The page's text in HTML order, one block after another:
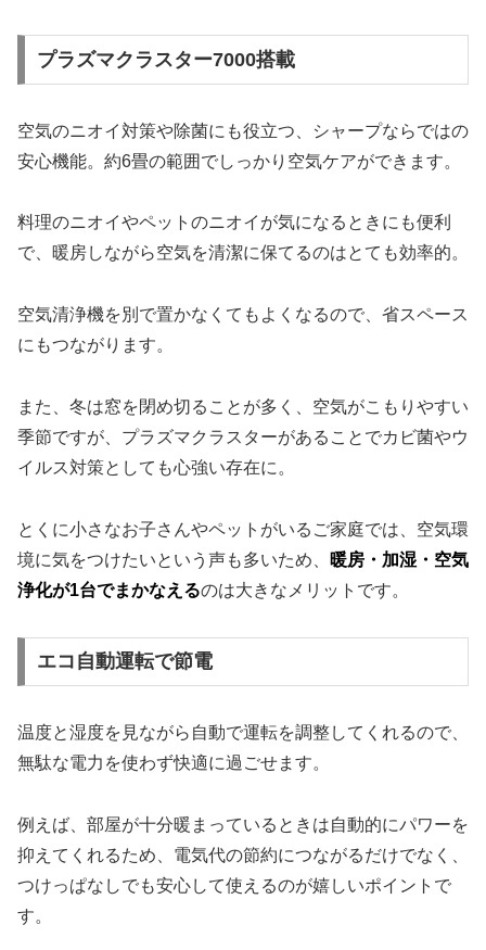
プラズマクラスター7000搭載
空気のニオイ対策や除菌にも役立つ、シャープならではの
安心機能。約6畳の範囲でしっかり空気ケアができます。
料理のニオイやペットのニオイが気になるときにも便利
で、暖房しながら空気を清潔に保てるのはとても効率的。
空気清浄機を別で置かなくてもよくなるので、省スペース
にもつながります。
また、冬は窓を閉め切ることが多く、空気がこもりやすい
季節ですが、プラズマクラスターがあることでカビ菌やウ
イルス対策としても心強い存在に。
とくに小さなお子さんやペットがいるご家庭では、空気環
境に気をつけたいという声も多いため、
暖房・加湿・空気
浄化が1台でまかなえるのは大きなメリットです。
エコ自動運転で節電
温度と湿度を見ながら自動で運転を調整してくれるので、
無駄な電力を使わず快適に過ごせます。
例えば、部屋が十分暖まっているときは自動的にパワーを
抑えてくれるため、電気代の節約につながるだけでなく、
つけっぱなしでも安心して使えるのが嬉しいポイントで
す。